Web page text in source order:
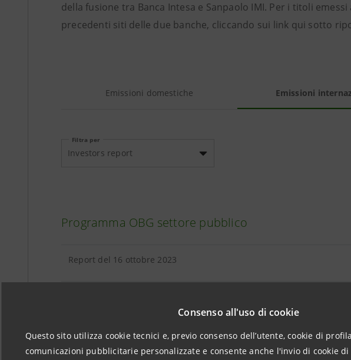
Consenso all'uso di cookie
Questo sito utilizza cookie tecnici e, previo consenso dell’utente, cookie di
comunicazioni pubblicitarie personalizzate e consente anche l'invio di cookie
della fusione tra Banca Intesa e Sanpaolo IMI. Per i titoli
precedenti siti delle due banche, cliccando sui link qui sotto
Emissioni domestiche Emissioni
Filtra per
Investors report
Programma OBG settore pubblico
Report del 16 ottobre 2023
Report del 14 ottobre 2022